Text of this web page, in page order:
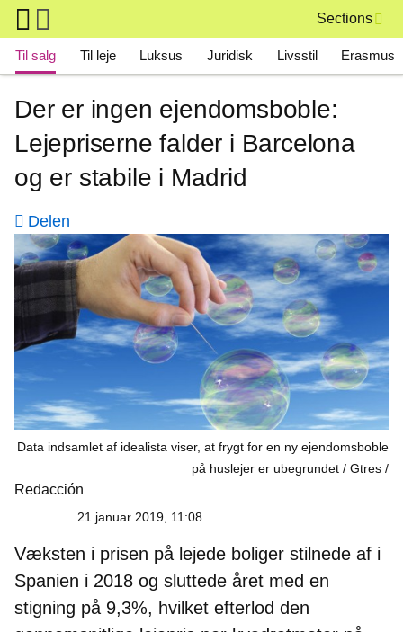
Skip to main content
Sections
Main navigation
Til salg Til leje Luksus Juridisk Livsstil Erasmus
Der er ingen ejendomsboble:
Lejepriserne falder i Barcelona
og er stabile i Madrid
Delen
Data indsamlet af idealista viser, at frygt for en ny ejendomsboble
på huslejer er ubegrundet / Gtres
Redacción
21 januar 2019, 11:08
Væksten i prisen på lejede boliger stilnede af i
Spanien i 2018 og sluttede året med en
stigning på 9,3%, hvilket efterlod den